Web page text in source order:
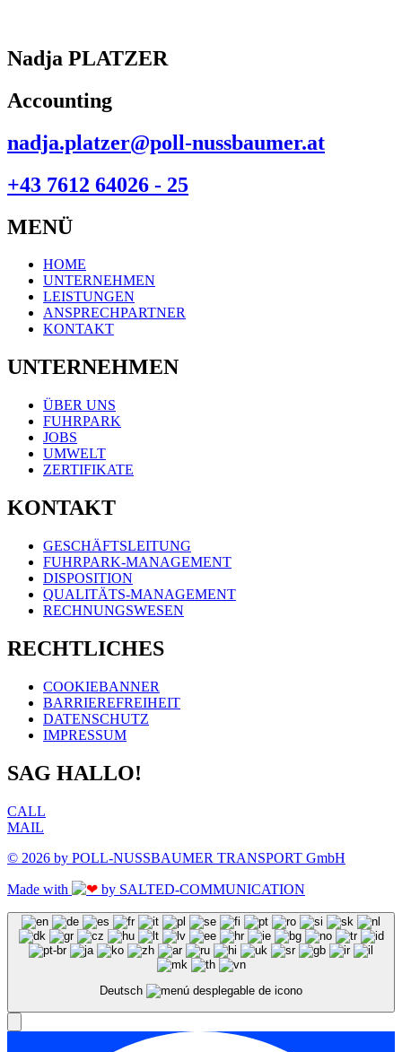
Nadja PLATZER
Accounting
nadja.platzer@poll-nussbaumer.at
+43 7612 64026 - 25
MENÜ
HOME
UNTERNEHMEN
LEISTUNGEN
ANSPRECHPARTNER
KONTAKT
UNTERNEHMEN
ÜBER UNS
FUHRPARK
JOBS
UMWELT
ZERTIFIKATE
KONTAKT
GESCHÄFTSLEITUNG
FUHRPARK-MANAGEMENT
DISPOSITION
QUALITÄTS-MANAGEMENT
RECHNUNGSWESEN
RECHTLICHES
COOKIEBANNER
BARRIEREFREIHEIT
DATENSCHUTZ
IMPRESSUM
SAG HALLO!
CALL
MAIL
© 2026 by POLL-NUSSBAUMER TRANSPORT GmbH
Made with by SALTED-COMMUNICATION
Deutsch